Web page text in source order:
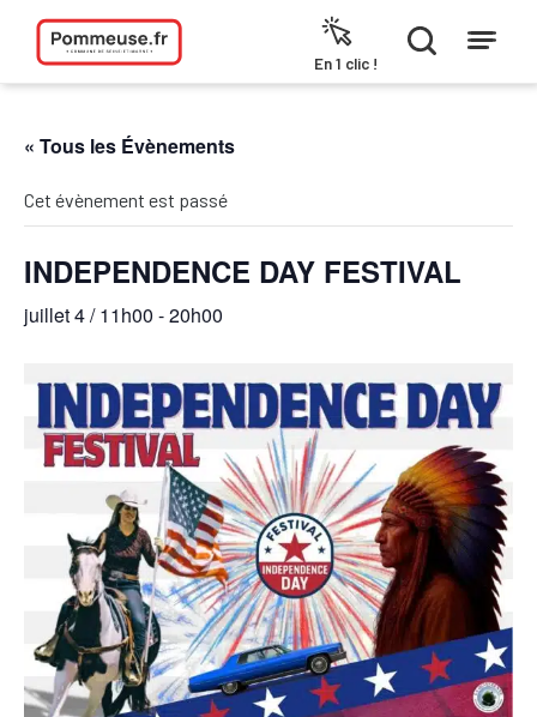
Aller au contenu
En 1 clic !
« Tous les Évènements
Cet évènement est passé
INDEPENDENCE DAY FESTIVAL
juillet 4 / 11h00 -20h00